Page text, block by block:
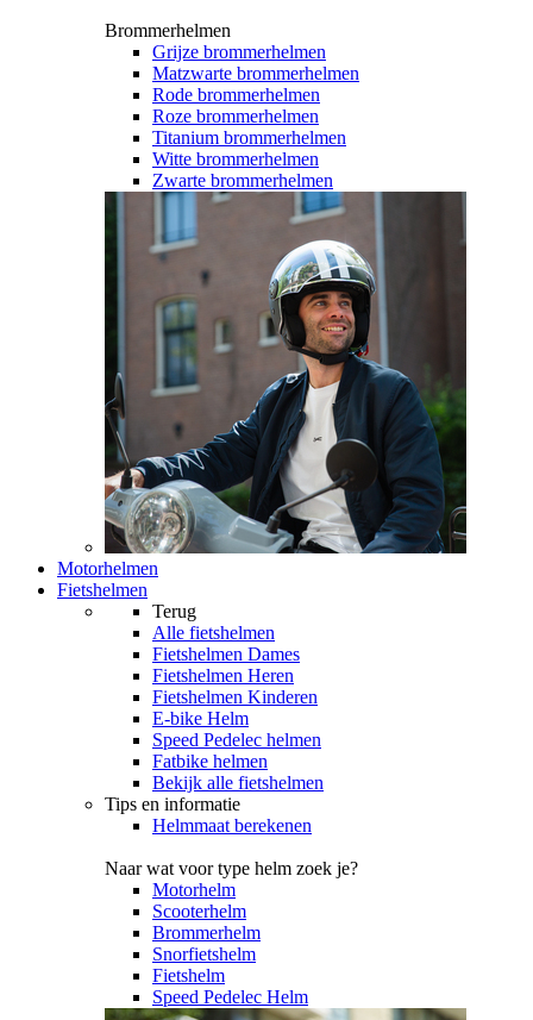
Brommerhelmen
Grijze brommerhelmen
Matzwarte brommerhelmen
Rode brommerhelmen
Roze brommerhelmen
Titanium brommerhelmen
Witte brommerhelmen
Zwarte brommerhelmen
Motorhelmen
Fietshelmen
Terug
Alle fietshelmen
Fietshelmen Dames
Fietshelmen Heren
Fietshelmen Kinderen
E-bike Helm
Speed Pedelec helmen
Fatbike helmen
Bekijk alle fietshelmen
Tips en informatie
Helmmaat berekenen
Naar wat voor type helm zoek je?
Motorhelm
Scooterhelm
Brommerhelm
Snorfietshelm
Fietshelm
Speed Pedelec Helm